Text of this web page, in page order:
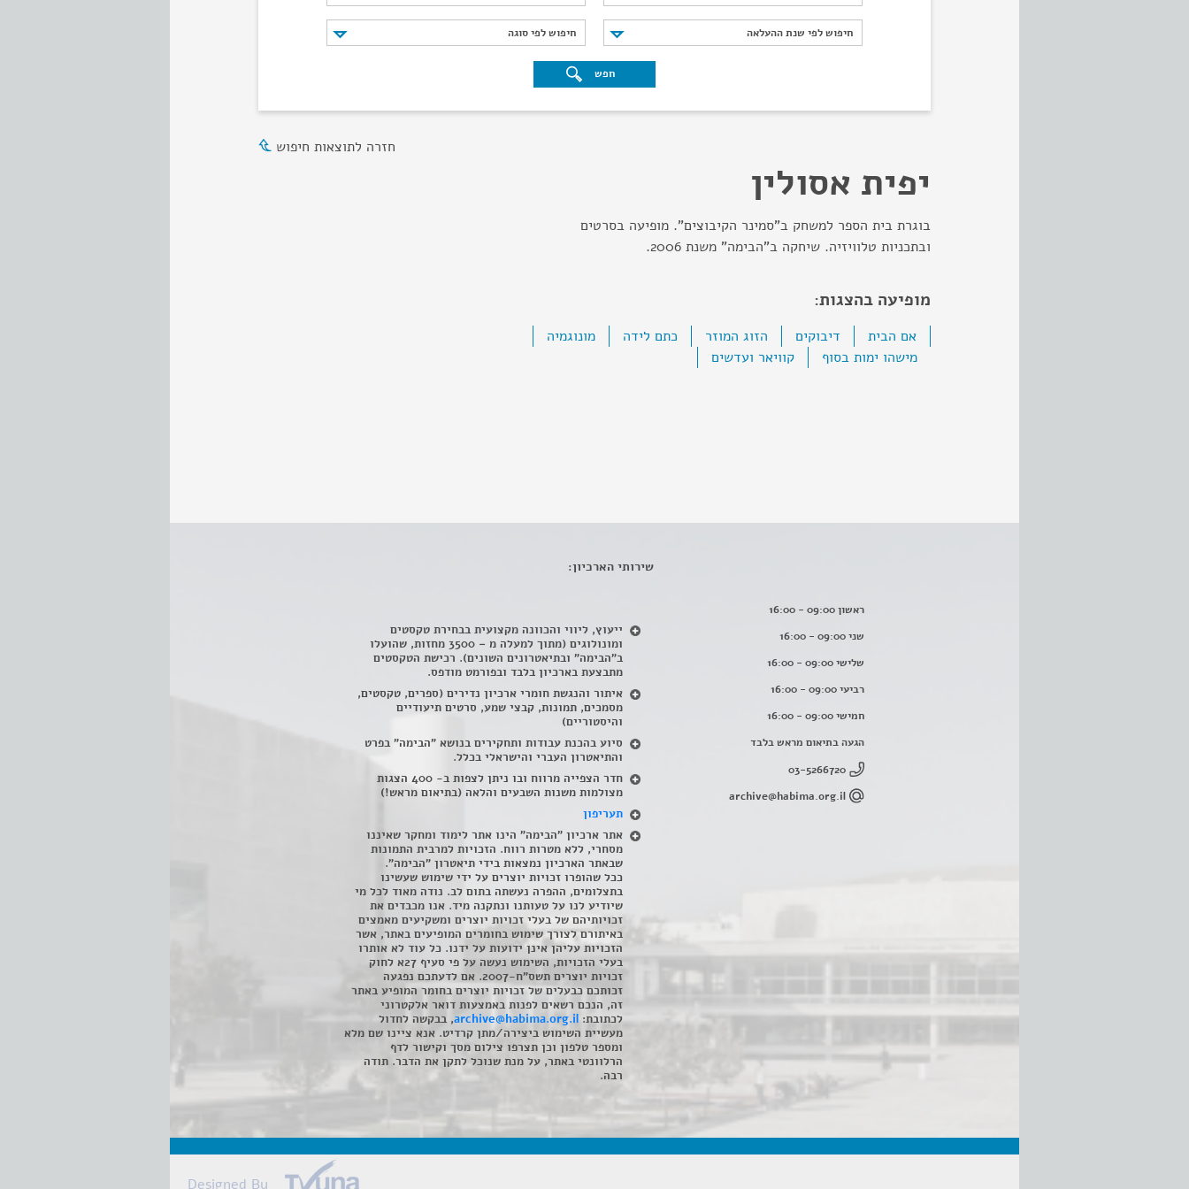
חיפוש לפי שנת ההעלאה
חיפוש לפי שנת ההעלאה חיפוש לפי סוגה
חיפוש לפי סוגה
חפש
חזרה לתוצאות חיפוש
יפית אסולין
בוגרת בית הספר למשחק ב"סמינר הקיבוצים". מופיעה בסרטים
ובתכניות טלוויזיה. שיחקה ב"הבימה" משנת 2006.
מופיעה בהצגות:
אם הבית דיבוקים הזוג המוזר כתם לידה
מונוגמיה
מישהו ימות בסוף
קוויאר ועדשים
ראשון 09:00 - 16:00
שני 09:00 - 16:00
שלישי 09:00 - 16:00
רביעי 09:00 - 16:00
חמישי 09:00 - 16:00
הגעה בתיאום מראש בלבד
03-5266720
archive@habima.org.il
שירותי הארכיון:
ייעוץ, ליווי והכוונה מקצועית בבחירת טקסטים
ומונולוגים (מתוך למעלה מ – 3500 מחזות, שהועלו
ב"הבימה" ובתיאטרונים השונים). רכישת הטקסטים
מתבצעת בארכיון בלבד ובפורמט מודפס.
איתור והנגשת חומרי ארכיון נדירים (ספרים, טקסטים,
מסמכים, תמונות, קבצי שמע, סרטים תיעודיים
והיסטוריים)
סיוע בהכנת עבודות ותחקירים בנושא "הבימה" בפרט
והתיאטרון העברי והישראלי בכלל.
חדר הצפייה מרווח ובו ניתן לצפות ב- 400 הצגות
מצולמות משנות השבעים והלאה (בתיאום מראש!)
תעריפון
אתר ארכיון "הבימה" הינו אתר לימוד ומחקר שאיננו
מסחרי, ללא מטרות רווח. הזכויות למרבית התמונות
שבאתר הארכיון נמצאות בידי תיאטרון "הבימה".
ככל שהופרו זכויות יוצרים על ידי שימוש שעשינו
בתצלומים, ההפרה נעשתה בתום לב. נודה מאוד לכל מי
שיודיע לנו על טעותנו ונתקנה מיד. אנו מכבדים את
זכויותיהם של בעלי זכויות יוצרים ומשקיעים מאמצים
באיתורם לצורך שימוש בחומרים המופיעים באתר, אשר
הזכויות עליהן אינן ידועות על ידנו. כל עוד לא אותרו
בעלי הזכויות, השימוש נעשה על פי סעיף 27א לחוק
זכויות יוצרים תשס"ח-2007. אם לדעתכם נפגעה
זכותכם כבעלים של זכויות יוצרים בחומר המופיע באתר
זה, הנכם רשאים לפנות באמצעות דואר אלקטרוני
לכתובת: archive@habima.org.il, בבקשה לחדול
מעשיית השימוש ביצירה/מתן קרדיט. אנא ציינו שם מלא
ומספר טלפון וכן תצרפו צילום מסך וקישור לדף
הרלוונטי באתר, על מנת שנוכל לתקן את הדבר. תודה
רבה.
Designed By